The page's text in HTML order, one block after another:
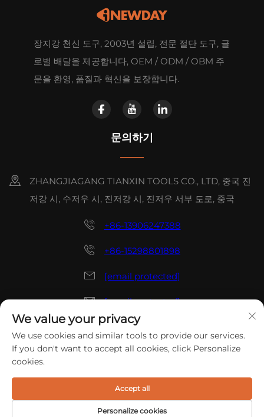
장지강 천신 도구, 2003년 설립, 전문 절단 도구, 글
로벌 배달을 제공합니다, OEM / ODM / OBM 주
문을 환영, 품질과 혁신을 보장합니다.
문의하기
ZHANGJIAGANG TIANXIN TOOLS CO., LTD, 중국 진
저강 시, 수저우 시, 진저강 시, 진저우 서부 도로, 중국
+86-13906247388
+86-15298801898
[email protected]
[email protected]
저작권 © 2025 중국 ZHANGJIAGANG TIANXIN TOOLS CO.,
LTD. 모든 권리 예약. 개인정보 보호정책
We value your privacy
We use cookies and similar tools to provide our services.
If you don't want to accept all cookies, click Personalize
cookies.
Personalize cookies
Accept all